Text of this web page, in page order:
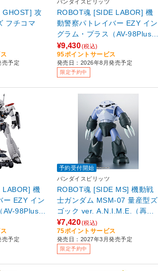
GHOST] 攻
フチコマ
売予定
バンダイスピリッツ
ROBOT魂 [SIDE LABOR] 機
動警察パトレイバー EZY イン
グラム・プラス（AV-98Plus）
1号機
¥9,430(税込)
95ポイントサービス
発売日：2026年8月発売予定
限定予約中
LABOR] 機
ー EZY イン
98Plus）
売予定
予約受付開始
バンダイスピリッツ
ROBOT魂 [SIDE MS] 機動戦
士ガンダム MSM-07 量産型ズ
ゴック ver. A.N.I.M.E.（再販
版）
¥7,420(税込)
75ポイントサービス
発売日：2027年3月発売予定
限定予約中